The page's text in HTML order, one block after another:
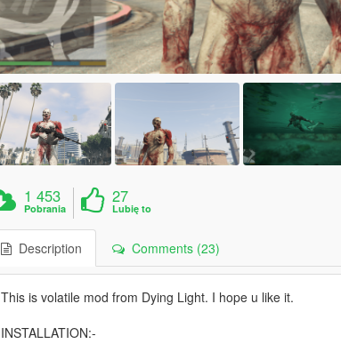
1 453
Pobrania
27
Lubię to
Description Comments (23)
This is volatile mod from Dying Light. I hope u like it.
INSTALLATION:-